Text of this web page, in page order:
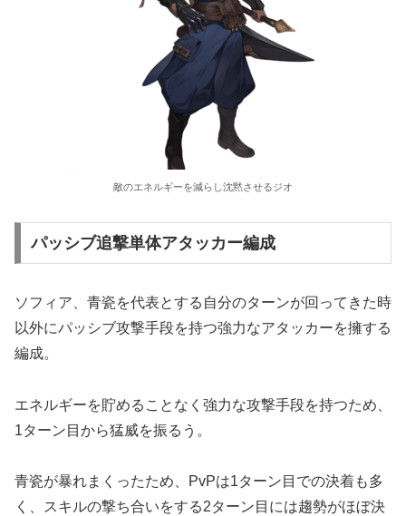
敵のエネルギーを減らし沈黙させるジオ
パッシブ追撃単体アタッカー編成
ソフィア、青瓷を代表とする自分のターンが回ってきた時
以外にパッシブ攻撃手段を持つ強力なアタッカーを擁する
編成。
エネルギーを貯めることなく強力な攻撃手段を持つため、
1ターン目から猛威を振るう。
青瓷が暴れまくったため、PvPは1ターン目での決着も多
く、スキルの撃ち合いをする2ターン目には趨勢がほぼ決